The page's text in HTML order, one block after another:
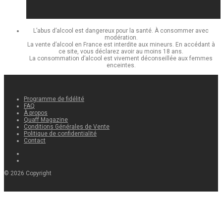
L’abus d’alcool est dangereux pour la santé. À consommer avec
modération.
La vente d’alcool en France est interdite aux mineurs. En accédant à
ce site, vous déclarez avoir au moins 18 ans.
La consommation d’alcool est vivement déconseillée aux femmes
enceintes.
Programme de fidélité
FAQ
À propos
Quaff Magazine
Conditions Générales de Vente
Politique de confidentialité
Contact
© 2026 Copyright